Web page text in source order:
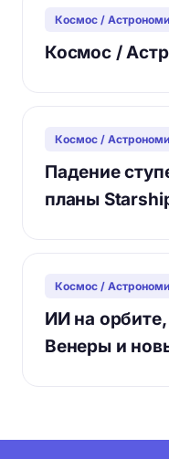
Космос /
Космос /
Космос /
Падение
планы
Космос /
ИИ на
Венеры и